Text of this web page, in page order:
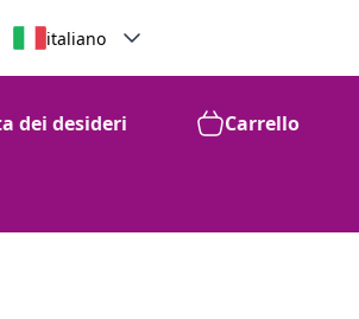
italiano
dei desideri Carrello